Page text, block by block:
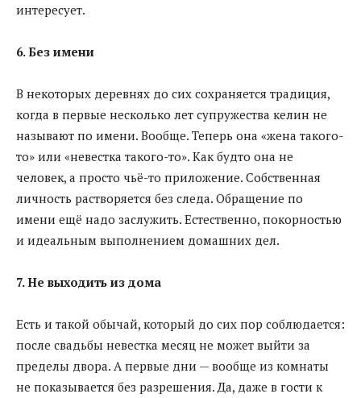
интересует.
6. Без имени
В некоторых деревнях до сих сохраняется традиция,
когда в первые несколько лет супружества келин не
называют по имени. Вообще. Теперь она «жена такого-
то» или «невестка такого-то». Как будто она не
человек, а просто чьё-то приложение. Собственная
личность растворяется без следа. Обращение по
имени ещё надо заслужить. Естественно, покорностью
и идеальным выполнением домашних дел.
7. Не выходить из дома
Есть и такой обычай, который до сих пор соблюдается:
после свадьбы невестка месяц не может выйти за
пределы двора. А первые дни — вообще из комнаты
не показывается без разрешения. Да, даже в гости к